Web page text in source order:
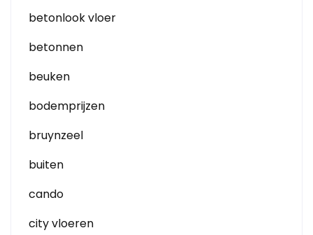
betonlook vloer
betonnen
beuken
bodemprijzen
bruynzeel
buiten
cando
city vloeren